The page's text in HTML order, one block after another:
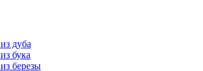
дуба
бука
березы